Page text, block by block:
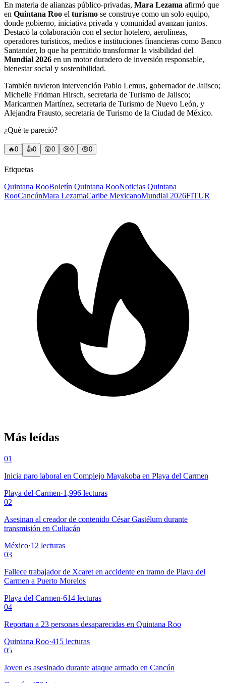
En materia de alianzas público-privadas, Mara Lezama afirmó que
en Quintana Roo el turismo se construye como un solo equipo,
donde gobierno, iniciativa privada y comunidad avanzan juntos.
Destacó la colaboración con el sector hotelero, aerolíneas,
operadores turísticos, medios e instituciones financieras como Banco
Santander, lo que ha permitido transformar la visibilidad del
Mundial 2026 en un motor duradero de inversión responsable,
bienestar social y sostenibilidad.
También tuvieron intervención Pablo Lemus, gobernador de Jalisco;
Michelle Fridman Hirsch, secretaria de Turismo de Jalisco;
Maricarmen Martínez, secretaria de Turismo de Nuevo León, y
Alejandra Frausto, secretaria de Turismo de la Ciudad de México.
¿Qué te pareció?
🔥0 👍0 😲0 😢0 😠0
Etiquetas
Quintana RooBoletín Quintana RooNoticias Quintana
RooCancúnMara LezamaCaribe MexicanoMundial 2026FITUR
Más leídas
01
Inicia paro laboral en Complejo Mayakoba en Playa del Carmen
Playa del Carmen·1,996 lecturas
02
Asesinan al creador de contenido César Gastélum durante
transmisión en Culiacán
México·12 lecturas
03
Fallece trabajador de Xcaret en accidente en tramo de Playa del
Carmen a Puerto Morelos
Playa del Carmen·614 lecturas
04
Reportan a 23 personas desaparecidas en Quintana Roo
Quintana Roo·415 lecturas
05
Joven es asesinado durante ataque armado en Cancún